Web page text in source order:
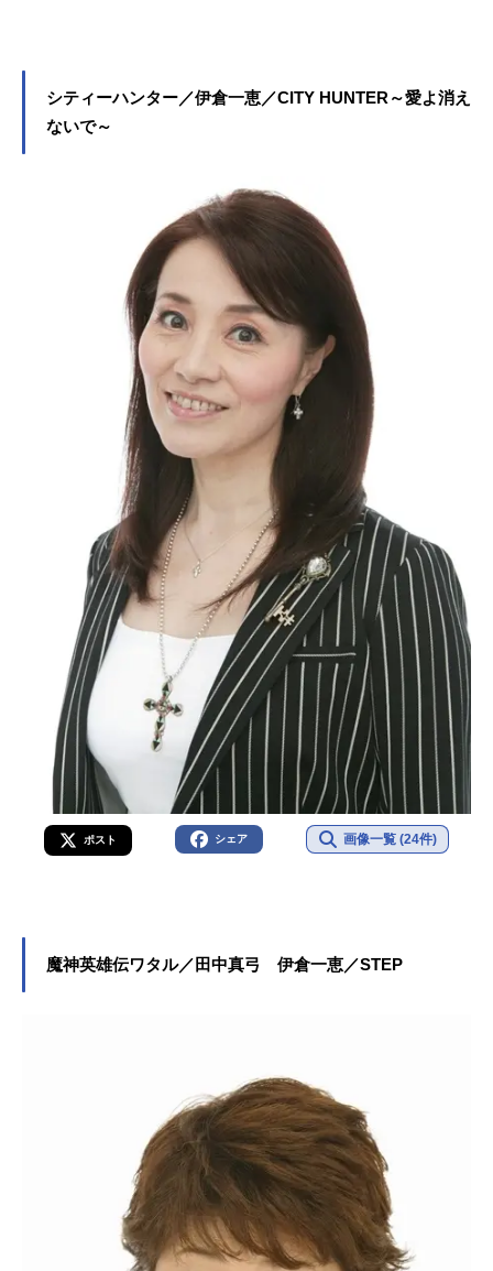
シティーハンター／伊倉一恵／CITY HUNTER～愛よ消え
ないで～
ポスト シェア 画像一覧 (24件)
魔神英雄伝ワタル／田中真弓 伊倉一恵／STEP